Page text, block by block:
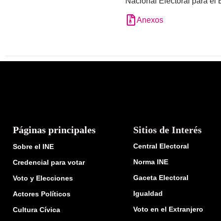
Anexos
Páginas principales
Sobre el INE
Credencial para votar
Voto y Elecciones
Actores Políticos
Cultura Cívica
Sitios de Interés
Central Electoral
Norma INE
Gaceta Electoral
Igualdad
Voto en el Extranjero